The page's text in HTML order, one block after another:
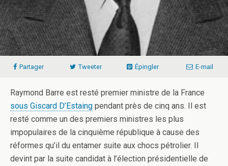
Partager Tweeter Épingler E-mail
Raymond Barre est resté premier ministre de la France
sous Giscard D’Estaing pendant près de cinq ans. Il est
resté comme un des premiers ministres les plus
impopulaires de la cinquième république à cause des
réformes qu’il du entamer suite aux chocs pétrolier. Il
devint par la suite candidat à l’élection présidentielle de